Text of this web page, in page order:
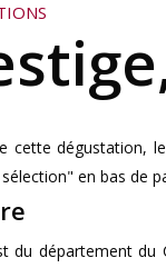
cette dégustation,
en bas de
du département du